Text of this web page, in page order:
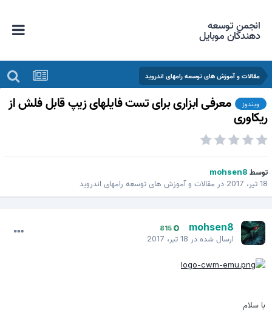
انجمن توسعه
دهندگان موبایل
مقالات و آموزش های توسعه رامهای اندروید
ویندوز
معرفی ابزاری برای تست فایلهای زیپ قابل فلش از
mohsen8
2017
درمقالات و آموزش های توسعه رامهای اندروید
mohsen8
815
ارسال شده در18 تیر، 2017
با سلام